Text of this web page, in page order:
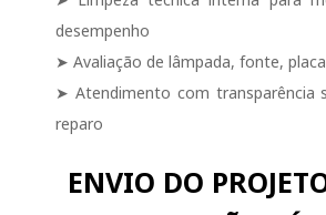
desempenho
➤ Avaliação de lâmpada, fonte,
➤ Atendimento com transparência
reparo
ENVIO DO